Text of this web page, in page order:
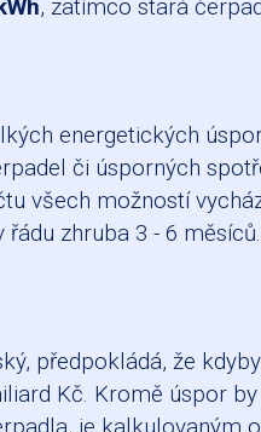
, zatímco stará
energetických
či úsporných
všech možností
zhruba 3 - 6
předpokládá, že
Kč. Kromě úspor